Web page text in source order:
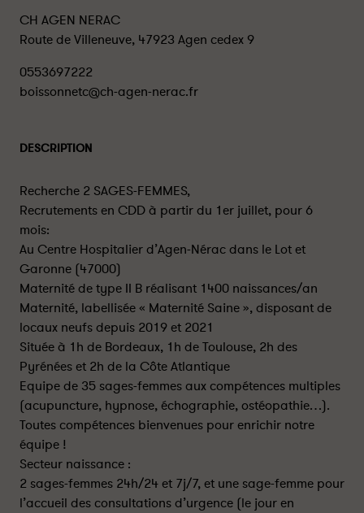
CH AGEN NERAC
Route de Villeneuve, 47923 Agen cedex 9
0553697222
boissonnetc@ch-agen-nerac.fr
DESCRIPTION
Recherche 2 SAGES-FEMMES,
Recrutements en CDD à partir du 1er juillet, pour 6
mois:
Au Centre Hospitalier d’Agen-Nérac dans le Lot et
Garonne (47000)
Maternité de type II B réalisant 1400 naissances/an
Maternité, labellisée « Maternité Saine », disposant de
locaux neufs depuis 2019 et 2021
Située à 1h de Bordeaux, 1h de Toulouse, 2h des
Pyrénées et 2h de la Côte Atlantique
Equipe de 35 sages-femmes aux compétences multiples
(acupuncture, hypnose, échographie, ostéopathie…).
Toutes compétences bienvenues pour enrichir notre
équipe !
Secteur naissance :
2 sages-femmes 24h/24 et 7j/7, et une sage-femme pour
l’accueil des consultations d’urgence (le jour en